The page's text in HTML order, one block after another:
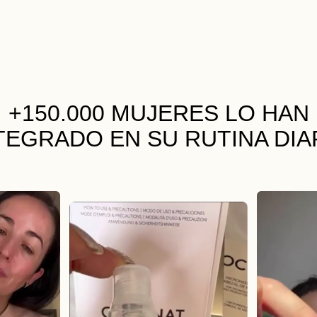
+150.000 MUJERES LO HAN
EN SU RUTINA